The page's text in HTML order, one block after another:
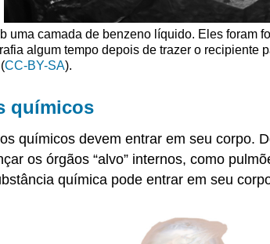
uma camada de benzeno líquido. Eles foram
algum tempo depois de trazer o recipiente
(CC-BY-SA).
químicos
químicos devem entrar em seu corpo.
os órgãos “alvo” internos, como
química pode entrar em seu